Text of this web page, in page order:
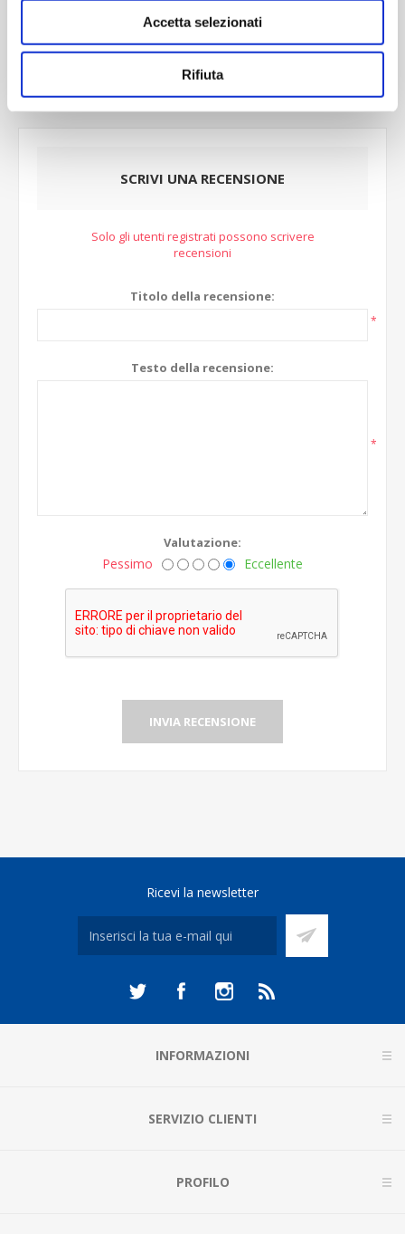
Accetta selezionati
Rifiuta
SCRIVI UNA RECENSIONE
Solo gli utenti registrati possono scrivere
recensioni
Titolo della recensione:
*
Testo della recensione:
*
Valutazione:
Pessimo Eccellente
INVIA RECENSIONE
Ricevi la newsletter
INFORMAZIONI
SERVIZIO CLIENTI
PROFILO